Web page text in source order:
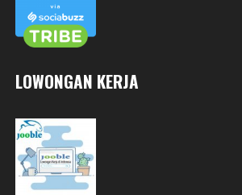
LOWONGAN KERJA